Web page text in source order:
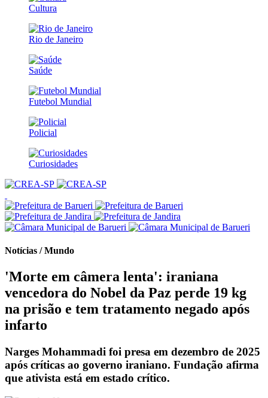
Cultura
Rio de Janeiro
Saúde
Futebol Mundial
Policial
Curiosidades
Notícias / Mundo
'Morte em câmera lenta': iraniana
vencedora do Nobel da Paz perde 19 kg
na prisão e tem tratamento negado após
infarto
Narges Mohammadi foi presa em dezembro de 2025
após críticas ao governo iraniano. Fundação afirma
que ativista está em estado crítico.